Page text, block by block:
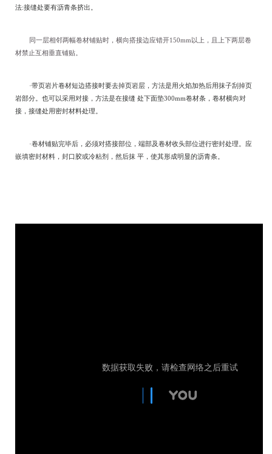
法:接缝处要有沥青条挤出。
同一层相邻两幅卷材铺贴时，横向搭接边应错开150mm以上，且上下两层卷
材禁止互相垂直铺贴。
·带页岩片卷材短边搭接时要去掉页岩层，方法是用火焰加热后用抹子刮掉页
岩部分。也可以采用对接，方法是在接缝 处下面垫300mm卷材条，卷材横向对
接，接缝处用密封材料处理。
·卷材铺贴完毕后，必须对搭接部位，端部及卷材收头部位进行密封处理。应
嵌填密封材料，封口胶或冷粘剂，然后抹 平，使其形成明显的沥青条。